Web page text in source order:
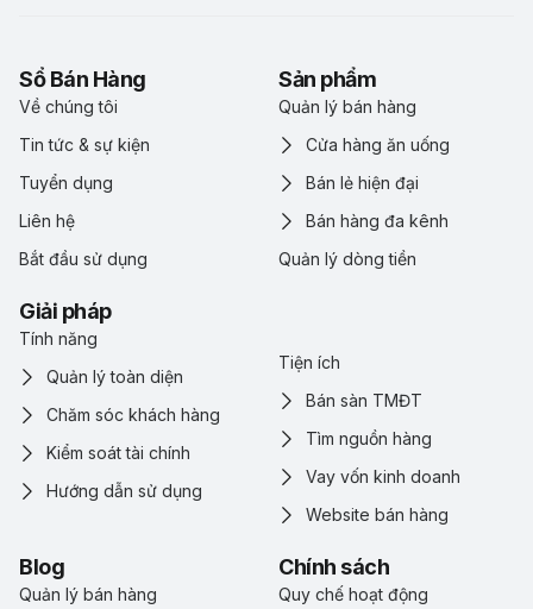
Sổ Bán Hàng
Về chúng tôi
Tin tức & sự kiện
Tuyển dụng
Liên hệ
Bắt đầu sử dụng
Sản phẩm
Quản lý bán hàng
Cửa hàng ăn uống
Bán lẻ hiện đại
Bán hàng đa kênh
Quản lý dòng tiền
Giải pháp
Tính năng
Quản lý toàn diện
Chăm sóc khách hàng
Kiểm soát tài chính
Hướng dẫn sử dụng
Tiện ích
Bán sàn TMĐT
Tìm nguồn hàng
Vay vốn kinh doanh
Website bán hàng
Blog
Quản lý bán hàng
Chính sách
Quy chế hoạt động